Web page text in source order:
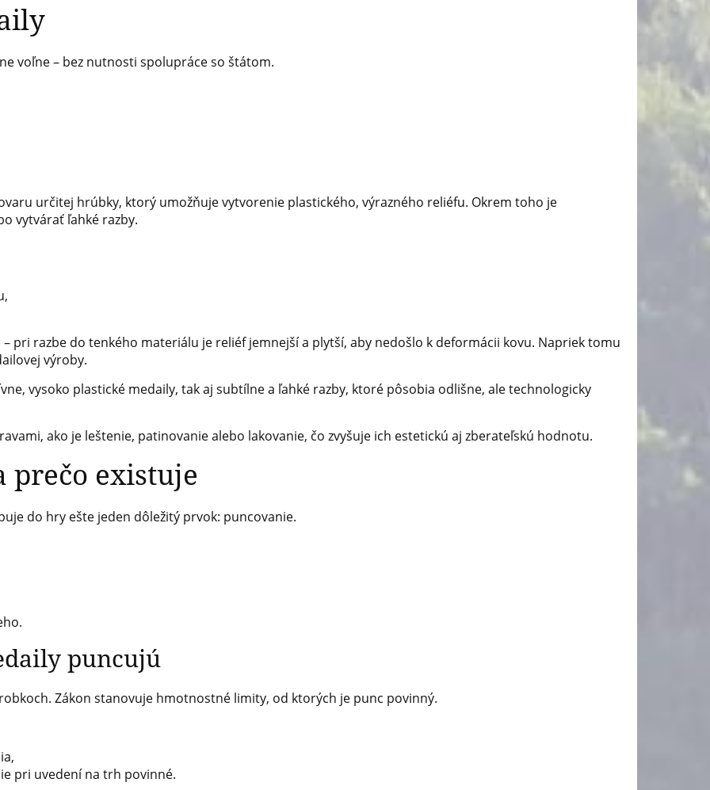
voľne – bez nutnosti spolupráce so štátom.
určitej hrúbky, ktorý umožňuje vytvorenie plastického, výrazného reliéfu. Okrem toho je
vytvárať ľahké razby.
pri razbe do tenkého materiálu je reliéf jemnejší a plytší, aby nedošlo k deformácii kovu. Napriek tomu
výroby.
vysoko plastické medaily, tak aj subtílne a ľahké razby, ktoré pôsobia odlišne, ale technologicky
ako je leštenie, patinovanie alebo lakovanie, čo zvyšuje ich estetickú aj zberateľskú hodnotu.
prečo existuje
do hry ešte jeden dôležitý prvok: puncovanie.
puncujú
Zákon stanovuje hmotnostné limity, od ktorých je punc povinný.
pri uvedení na trh povinné.